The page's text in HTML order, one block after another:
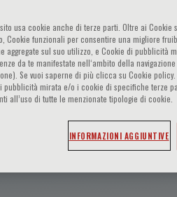
usa cookie anche di terze parti. Oltre ai
Cookie funzionali per consentire una migliore
aggregate sul suo utilizzo, e Cookie di
da te manifestate nell‘ambito della
Se vuoi saperne di più clicca su Cookie
pubblicità mirata e/o i cookie di specifiche terze
all’uso di tutte le menzionate tipologie di cookie.
INFORMAZIONI AGGIUNTIVE